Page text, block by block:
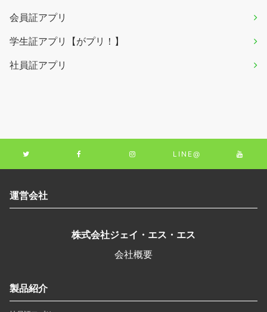
会員証アプリ
学生証アプリ【がプリ！】
社員証アプリ
LINE@
運営会社
株式会社ジェイ・エス・エス
会社概要
製品紹介